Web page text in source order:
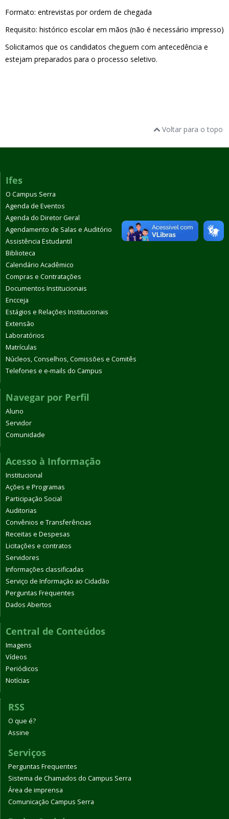
Formato: entrevistas por ordem de chegada
Requisito: histórico escolar em mãos (não é necessário impresso)
Solicitamos que os candidatos cheguem com antecedência e
estejam preparados para o processo seletivo.
Voltar para o topo
Ifes
O Campus Serra
Agenda de Eventos
Agenda do Diretor Geral
Agendamento de Salas e Auditório
Assistência Estudantil
Biblioteca
Calendário Acadêmico
Compras e Contratações
Documentos Institucionais
Encceja
Estágios e Relações Institucionais
Extensão
Laboratórios
Matrículas
Núcleos, Conselhos, Comissões e Comitês
Telefones e e-mails do Campus
Navegar por Perfil
Aluno
Servidor
Comunidade
Acesso à Informação
Institucional
Ações e Programas
Participação Social
Auditorias
Convênios e Transferências
Receitas e Despesas
Licitações e contratos
Servidores
Informações classificadas
Serviço de Informação ao Cidadão
Perguntas Frequentes
Dados Abertos
Central de Conteúdos
Imagens
Vídeos
Periódicos
Notícias
RSS
O que é?
Assine
Serviços
Perguntas Frequentes
Sistema de Chamados do Campus Serra
Área de imprensa
Comunicação Campus Serra